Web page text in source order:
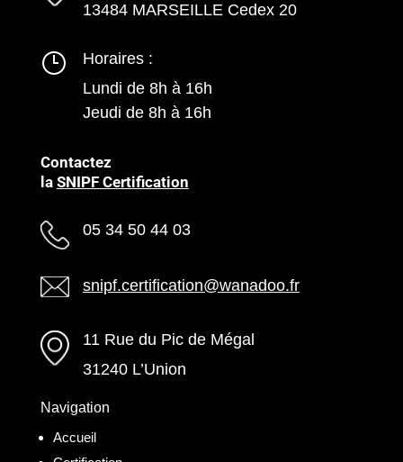
13484 MARSEILLE Cedex 20
Horaires :
Lundi de 8h à 16h
Jeudi de 8h à 16h
Contactez
la SNIPF Certification
05 34 50 44 03
snipf.certification@wanadoo.fr
11 Rue du Pic de Mégal
31240 L’Union
Navigation
Accueil